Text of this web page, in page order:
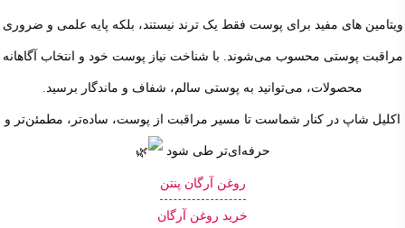
ویتامین های مفید برای پوست فقط یک ترند نیستند، بلکه پایه علمی و ضروری
مراقبت پوستی محسوب می‌شوند. با شناخت نیاز پوست خود و انتخاب آگاهانه
محصولات، می‌توانید به پوستی سالم، شفاف و ماندگار برسید.
اکلیل شاپ در کنار شماست تا مسیر مراقبت از پوست، ساده‌تر، مطمئن‌تر و
حرفه‌ای‌تر طی شود
روغن آرگان پنتن
خرید روغن آرگان